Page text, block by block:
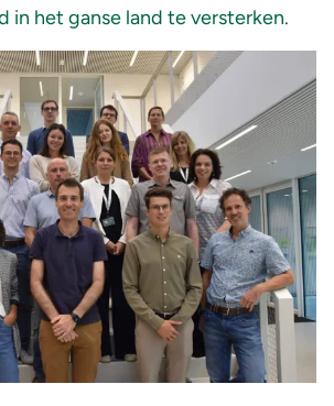
in het ganse land te versterken.